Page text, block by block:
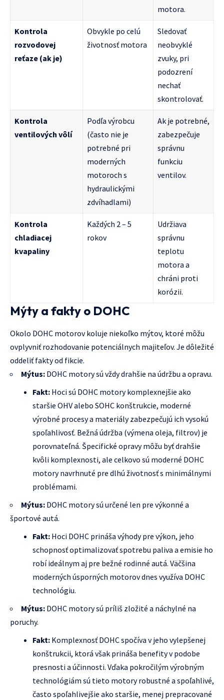
motora.
Kontrola
rozvodovej
reťaze (ak je)
Obvykle po celú
životnosť motora
Sledovať
neobvyklé
zvuky, pri
podozrení
nechať
skontrolovať.
Kontrola
ventilových vôlí
Podľa výrobcu
(často nie je
potrebné pri
moderných
motoroch s
hydraulickými
zdvíhadlami)
Ak je potrebné,
zabezpečuje
správnu
funkciu
ventilov.
Kontrola
chladiacej
kvapaliny
Každých 2 – 5
rokov
Udržiava
správnu
teplotu
motora a
chráni proti
korózii.
Mýty a fakty o DOHC
Okolo DOHC motorov koluje niekoľko mýtov, ktoré môžu
ovplyvniť rozhodovanie potenciálnych majiteľov. Je dôležité
oddeliť fakty od fikcie.
Mýtus: DOHC motory sú vždy drahšie na údržbu a opravu.
Fakt: Hoci sú DOHC motory komplexnejšie ako
staršie OHV alebo SOHC konštrukcie, moderné
výrobné procesy a materiály zabezpečujú ich vysokú
spoľahlivosť. Bežná údržba (výmena oleja, filtrov) je
porovnateľná. Špecifické opravy môžu byť drahšie
kvôli komplexnosti, ale celkovo sú moderné DOHC
motory navrhnuté pre dlhú životnosť s minimálnymi
problémami.
Mýtus: DOHC motory sú určené len pre výkonné a
športové autá.
Fakt: Hoci DOHC prináša výhody pre výkon, jeho
schopnosť optimalizovať spotrebu paliva a emisie ho
robí ideálnym aj pre bežné rodinné autá. Väčšina
moderných úsporných motorov dnes využíva DOHC
technológiu.
Mýtus: DOHC motory sú príliš zložité a náchylné na
poruchy.
Fakt: Komplexnosť DOHC spočíva v jeho vylepšenej
konštrukcii, ktorá však prináša benefity v podobe
presnosti a účinnosti. Vďaka pokročilým výrobným
technológiám sú tieto motory robustné a spoľahlivé,
často spoľahlivejšie ako staršie, menej prepracované